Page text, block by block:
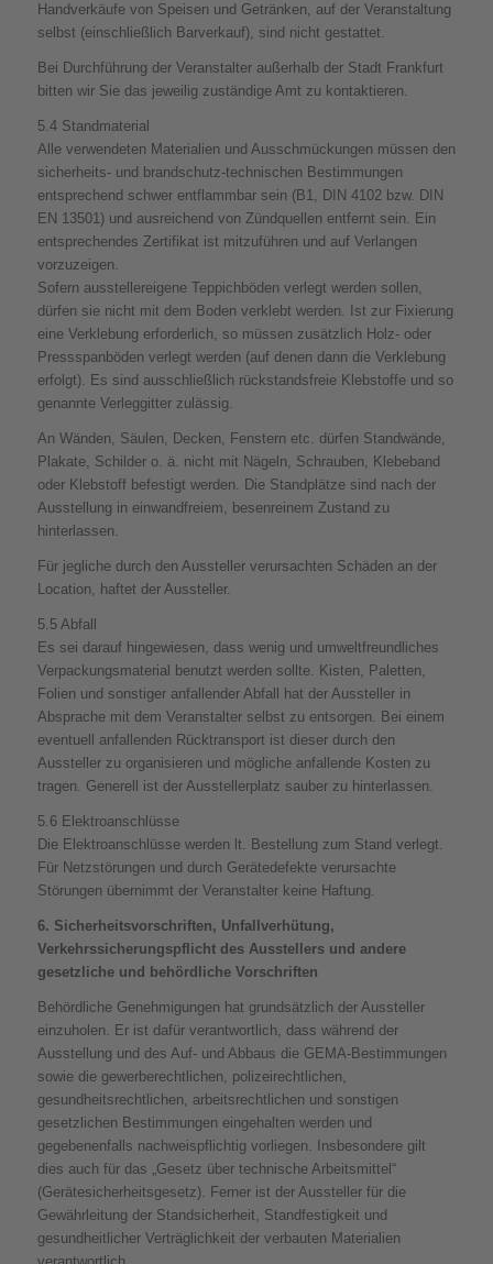
Handverkäufe von Speisen und Getränken, auf der Veranstaltung
selbst (einschließlich Barverkauf), sind nicht gestattet.
Bei Durchführung der Veranstalter außerhalb der Stadt Frankfurt
bitten wir Sie das jeweilig zuständige Amt zu kontaktieren.
5.4 Standmaterial
Alle verwendeten Materialien und Ausschmückungen müssen den
sicherheits- und brandschutz-technischen Bestimmungen
entsprechend schwer entflammbar sein (B1, DIN 4102 bzw. DIN
EN 13501) und ausreichend von Zündquellen entfernt sein. Ein
entsprechendes Zertifikat ist mitzuführen und auf Verlangen
vorzuzeigen.
Sofern ausstellereigene Teppichböden verlegt werden sollen,
dürfen sie nicht mit dem Boden verklebt werden. Ist zur Fixierung
eine Verklebung erforderlich, so müssen zusätzlich Holz- oder
Pressspanböden verlegt werden (auf denen dann die Verklebung
erfolgt). Es sind ausschließlich rückstandsfreie Klebstoffe und so
genannte Verleggitter zulässig.
An Wänden, Säulen, Decken, Fenstern etc. dürfen Standwände,
Plakate, Schilder o. ä. nicht mit Nägeln, Schrauben, Klebeband
oder Klebstoff befestigt werden. Die Standplätze sind nach der
Ausstellung in einwandfreiem, besenreinem Zustand zu
hinterlassen.
Für jegliche durch den Aussteller verursachten Schäden an der
Location, haftet der Aussteller.
5.5 Abfall
Es sei darauf hingewiesen, dass wenig und umweltfreundliches
Verpackungsmaterial benutzt werden sollte. Kisten, Paletten,
Folien und sonstiger anfallender Abfall hat der Aussteller in
Absprache mit dem Veranstalter selbst zu entsorgen. Bei einem
eventuell anfallenden Rücktransport ist dieser durch den
Aussteller zu organisieren und mögliche anfallende Kosten zu
tragen. Generell ist der Ausstellerplatz sauber zu hinterlassen.
5.6 Elektroanschlüsse
Die Elektroanschlüsse werden lt. Bestellung zum Stand verlegt.
Für Netzstörungen und durch Gerätedefekte verursachte
Störungen übernimmt der Veranstalter keine Haftung.
6. Sicherheitsvorschriften, Unfallverhütung,
Verkehrssicherungspflicht des Ausstellers und andere
gesetzliche und behördliche Vorschriften
Behördliche Genehmigungen hat grundsätzlich der Aussteller
einzuholen. Er ist dafür verantwortlich, dass während der
Ausstellung und des Auf- und Abbaus die GEMA-Bestimmungen
sowie die gewerberechtlichen, polizeirechtlichen,
gesundheitsrechtlichen, arbeitsrechtlichen und sonstigen
gesetzlichen Bestimmungen eingehalten werden und
gegebenenfalls nachweispflichtig vorliegen. Insbesondere gilt
dies auch für das „Gesetz über technische Arbeitsmittel“
(Gerätesicherheitsgesetz). Ferner ist der Aussteller für die
Gewährleitung der Standsicherheit, Standfestigkeit und
gesundheitlicher Verträglichkeit der verbauten Materialien